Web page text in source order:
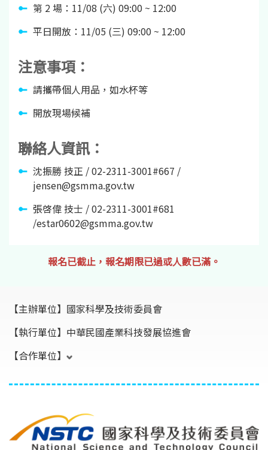
第 2 場：11/08 (六) 09:00 ~ 12:00
平日開放：11/05 (三) 09:00 ~ 12:00
注意事項：
請攜帶個人用品，如水杯等
開放現場候補
聯絡人資訊：
沈振勝 技正 / 02-2311-3001#667 /
jensen@gsmma.gov.tw
張啓偉 技士 / 02-2311-3001#681
/estar0602@gsmma.gov.tw
報名已截止，報名期限已過或人數已滿。
【主辦單位】 國家科學及技術委員會
【執行單位】 中華民國產業科技發展協進會
【合作單位】